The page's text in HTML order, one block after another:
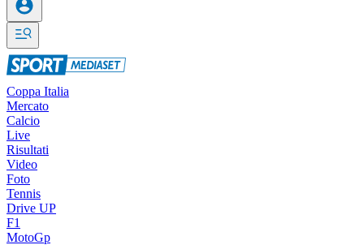
Coppa Italia
Mercato
Calcio
Live
Risultati
Video
Foto
Tennis
Drive UP
F1
MotoGp